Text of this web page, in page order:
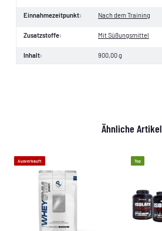
Einnahmezeitpunkt: Nach dem Training
Zusatzstoffe: Mit Süßungsmittel
Inhalt: 900,00 g
Ähnliche Artikel
Ausverkauft Top